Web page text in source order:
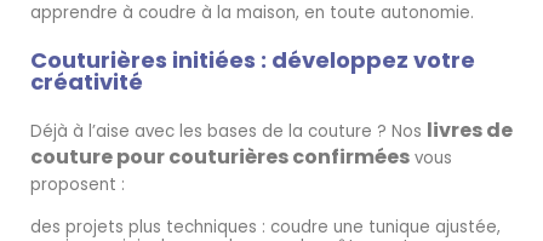
apprendre à coudre à la maison, en toute autonomie.
Couturières initiées : développez votre
créativité
Déjà à l’aise avec les bases de la couture ? Nos livres de
couture pour couturières confirmées vous
proposent :
des projets plus techniques : coudre une tunique ajustée,